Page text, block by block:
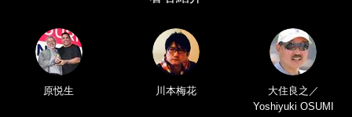
原悦生 川本梅花
大住良之／
Yoshiyuki OSUMI